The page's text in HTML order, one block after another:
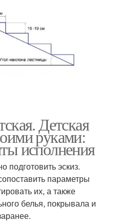
Детская
руками:
исполнения
эскиз.
параметры
их, а также
белья, покрывала и